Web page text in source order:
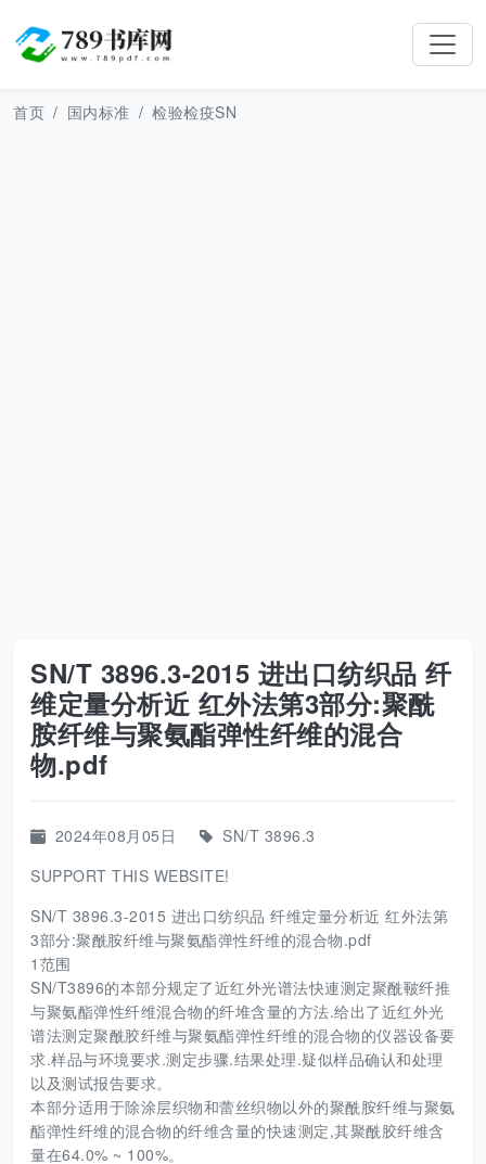
首页 国内标准 检验检疫SN
SN/T 3896.3-2015 进出口纺织品 纤
维定量分析近 红外法第3部分:聚酰
胺纤维与聚氨酯弹性纤维的混合
物.pdf
2024年08月05日
SN/T 3896.3
SUPPORT THIS WEBSITE!
SN/T 3896.3-2015 进出口纺织品 纤维定量分析近 红外法第
3部分:聚酰胺纤维与聚氨酯弹性纤维的混合物.pdf
1范围
SN/T3896的本部分规定了近红外光谱法快連测定聚酰皸纤推
与聚氨酯弹性纤维混合物的纤堆含量的方法.给出了近红外光
谱法测定聚酰胶纤维与聚氨酯弹性纤维的混合物的仪器设备要
求.样品与环境要求.测定步骤.结果处理.疑似样品确认和处理
以及测试报告要求。
本部分适用于除涂层织物和蕾丝织物以外的聚酰胺纤维与聚氨
酯弹性纤维的混合物的纤维含量的快速测定,其聚酰胶纤维含
量在64.0% ~ 100%。